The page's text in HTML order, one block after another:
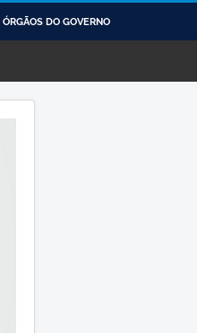
ÓRGÃOS DO GOVERNO